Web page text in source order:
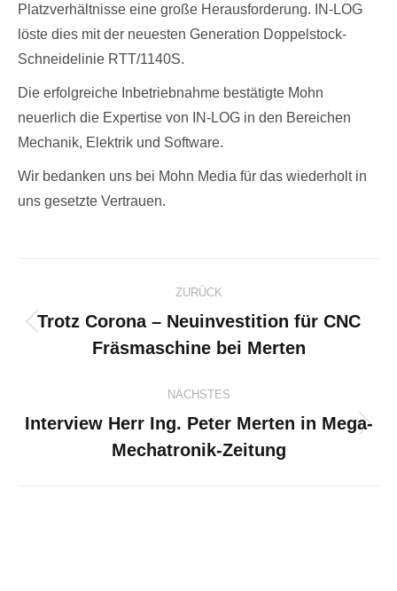
Platzverhältnisse eine große Herausforderung. IN-LOG
löste dies mit der neuesten Generation Doppelstock-
Schneidelinie RTT/1140S.
Die erfolgreiche Inbetriebnahme bestätigte Mohn
neuerlich die Expertise von IN-LOG in den Bereichen
Mechanik, Elektrik und Software.
Wir bedanken uns bei Mohn Media für das wiederholt in
uns gesetzte Vertrauen.
Kommentarnavigation
ZURÜCK
Beitrag:
Trotz Corona – Neuinvestition für CNC
Fräsmaschine bei Merten
NÄCHSTES
Beitrag:
Interview Herr Ing. Peter Merten in Mega-
Mechatronik-Zeitung